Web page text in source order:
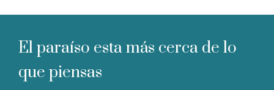
El paraíso esta más cerca de lo
que piensas